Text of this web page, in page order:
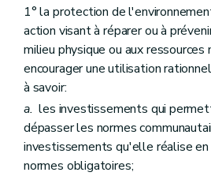
1° la protection de
action visant à réparer ou à
milieu physique ou aux ressources
encourager une utilisation
à savoir:
a. les investissements qui
dépasser les normes
investissements qu'elle réalise
normes obligatoires;